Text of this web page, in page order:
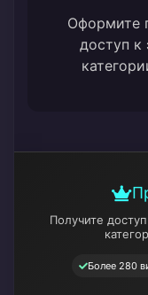
Оформите
доступ к
Получите
Более 280